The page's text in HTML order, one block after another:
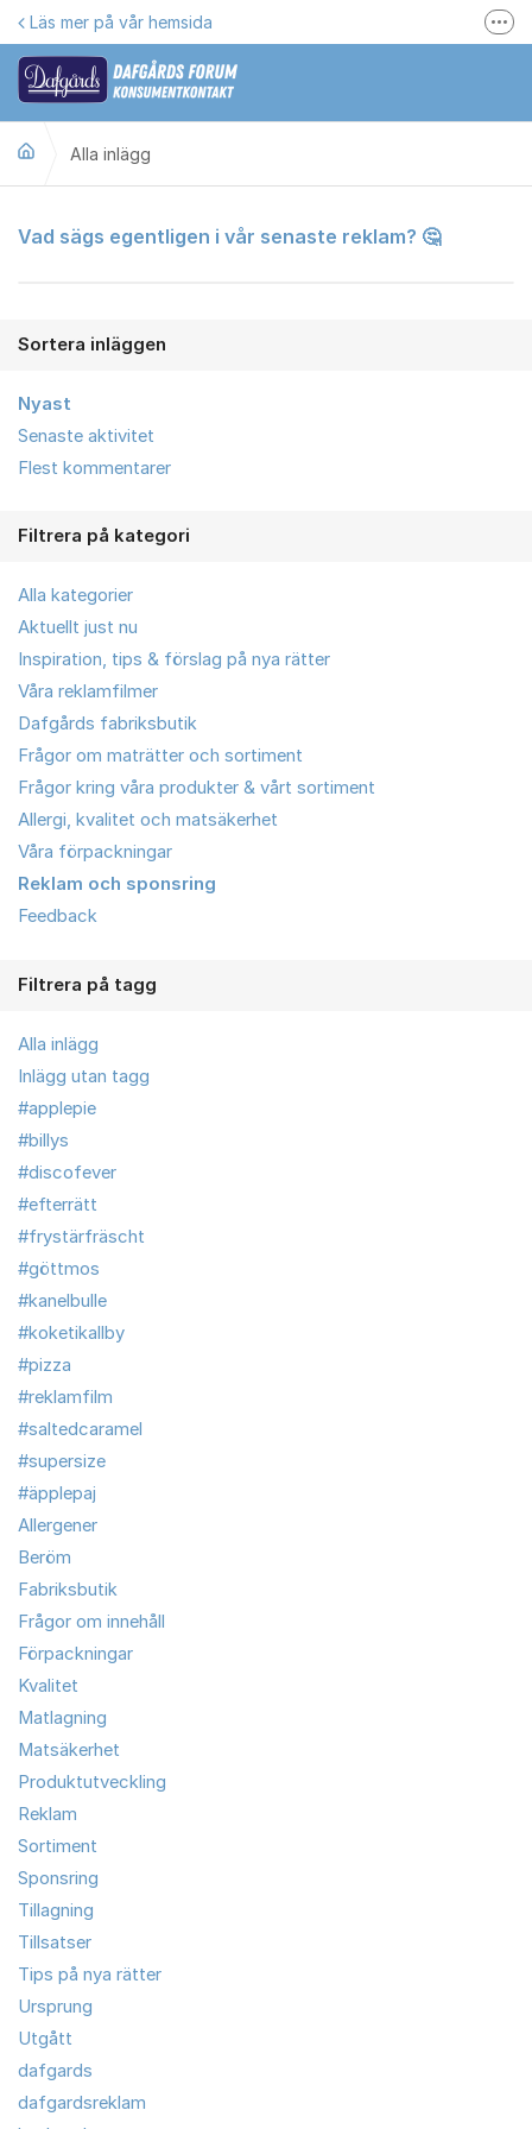
Hoppa till innehåll
Läs mer på vår hemsida
Jobba hos oss!
Alla inlägg
Alla inlägg
Vad sägs egentligen i vår senaste reklam? 🤔
Sortera inläggen
Nyast
Senaste aktivitet
Flest kommentarer
Filtrera på kategori
Alla kategorier
Aktuellt just nu
Inspiration, tips & förslag på nya rätter
Våra reklamfilmer
Dafgårds fabriksbutik
Frågor om maträtter och sortiment
Frågor kring våra produkter & vårt sortiment
Allergi, kvalitet och matsäkerhet
Våra förpackningar
Reklam och sponsring
Feedback
Filtrera på tagg
Alla inlägg
Inlägg utan tagg
#applepie
#billys
#discofever
#efterrätt
#frystärfräscht
#göttmos
#kanelbulle
#koketikallby
#pizza
#reklamfilm
#saltedcaramel
#supersize
#äpplepaj
Allergener
Beröm
Fabriksbutik
Frågor om innehåll
Förpackningar
Kvalitet
Matlagning
Matsäkerhet
Produktutveckling
Reklam
Sortiment
Sponsring
Tillagning
Tillsatser
Tips på nya rätter
Ursprung
Utgått
dafgards
dafgardsreklam